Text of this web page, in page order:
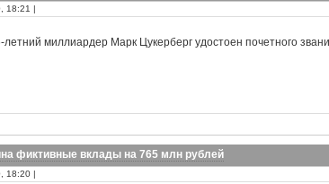
18:21 |
летний миллиардер Марк Цукерберг удостоен почетного
фиктивные вклады на 765 млн рублей
18:20 |